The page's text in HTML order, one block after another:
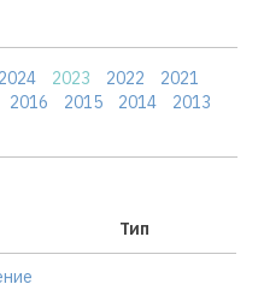
2024 2023 2022
2021
2016 2015 2014
2013
Тип